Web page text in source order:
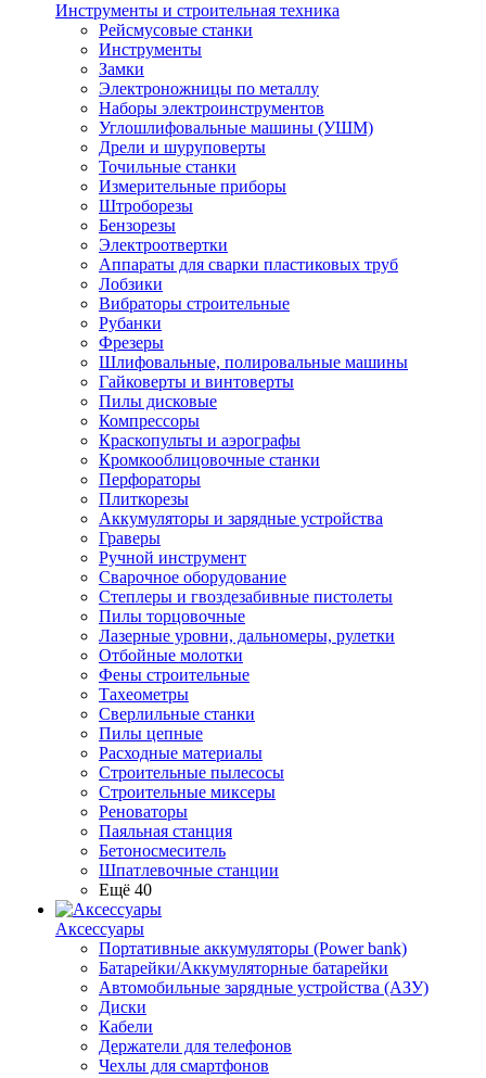
Инструменты и строительная техника
Рейсмусовые станки
Инструменты
Замки
Электроножницы по металлу
Наборы электроинструментов
Углошлифовальные машины (УШМ)
Дрели и шуруповерты
Точильные станки
Измерительные приборы
Штроборезы
Бензорезы
Электроотвертки
Аппараты для сварки пластиковых труб
Лобзики
Вибраторы строительные
Рубанки
Фрезеры
Шлифовальные, полировальные машины
Гайковерты и винтоверты
Пилы дисковые
Компрессоры
Краскопульты и аэрографы
Кромкооблицовочные станки
Перфораторы
Плиткорезы
Аккумуляторы и зарядные устройства
Граверы
Ручной инструмент
Сварочное оборудование
Степлеры и гвоздезабивные пистолеты
Пилы торцовочные
Лазерные уровни, дальномеры, рулетки
Отбойные молотки
Фены строительные
Тахеометры
Сверлильные станки
Пилы цепные
Расходные материалы
Строительные пылесосы
Строительные миксеры
Реноваторы
Паяльная станция
Бетоносмеситель
Шпатлевочные станции
Ещё 40
Аксессуары
Портативные аккумуляторы (Power bank)
Батарейки/Аккумуляторные батарейки
Автомобильные зарядные устройства (АЗУ)
Диски
Кабели
Держатели для телефонов
Чехлы для смартфонов